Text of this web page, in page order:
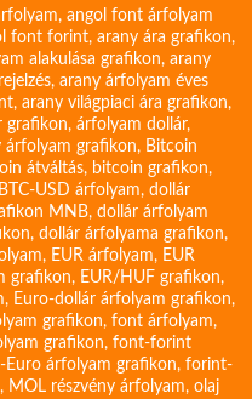
, angol font árfolyam
font forint, arany ára grafikon,
alakulása grafikon, arany
, arany árfolyam éves
, arany világpiaci ára grafikon,
grafikon, árfolyam dollár,
árfolyam grafikon, Bitcoin
átváltás, bitcoin grafikon,
BTC-USD árfolyam, dollár
MNB, dollár árfolyam
, dollár árfolyama grafikon,
, EUR árfolyam, EUR
grafikon, EUR/HUF grafikon,
, Euro-dollár árfolyam grafikon,
grafikon, font árfolyam,
grafikon, font-forint
árfolyam grafikon, forint-
, MOL részvény árfolyam, olaj